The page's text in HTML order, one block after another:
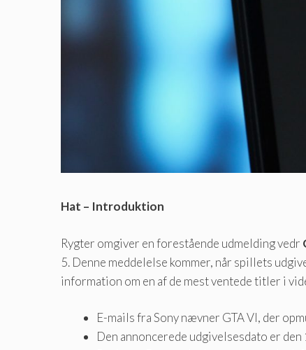
Hat – Introduktion
Rygter omgiver en forestående udmelding vedr
5. Denne meddelelse kommer, når spillets
information om en af ​​de mest ventede titler i
E-mails fra Sony nævner GTA VI, der
Den annoncerede udgivelsesdato er